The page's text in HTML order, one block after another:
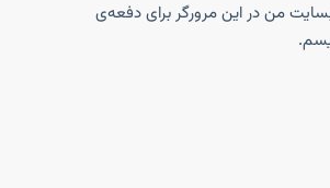
من در این مرورگر برای دفعه‌ی